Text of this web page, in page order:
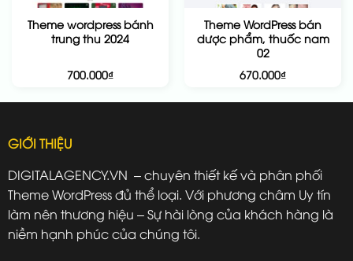
Theme wordpress bánh
trung thu 2024
700.000₫
Theme WordPress bán
dược phẩm, thuốc nam
02
670.000₫
GIỚI THIỆU
DIGITALAGENCY.VN – chuyên thiết kế và phân phối
Theme WordPress đủ thể loại. Với phương châm Uy tín
làm nên thương hiệu – Sự hài lòng của khách hàng là
niềm hạnh phúc của chúng tôi.